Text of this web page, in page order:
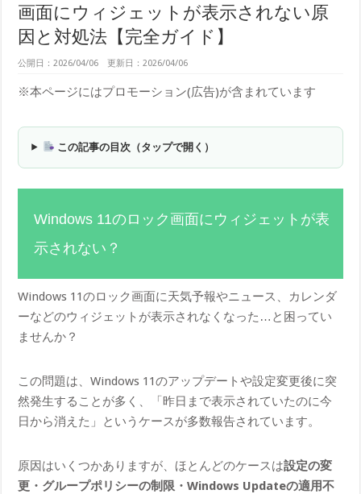
画面にウィジェットが表示されない原
因と対処法【完全ガイド】
公開日：2026/04/06 更新日：2026/04/06
※本ページにはプロモーション(広告)が含まれています
この記事の目次（タップで開く）
Windows 11のロック画面にウィジェットが表
示されない？
Windows 11のロック画面に天気予報やニュース、カレンダ
ーなどのウィジェットが表示されなくなった…と困ってい
ませんか？
この問題は、Windows 11のアップデートや設定変更後に突
然発生することが多く、「昨日まで表示されていたのに今
日から消えた」というケースが多数報告されています。
原因はいくつかありますが、ほとんどのケースは設定の変
更・グループポリシーの制限・Windows Updateの適用不